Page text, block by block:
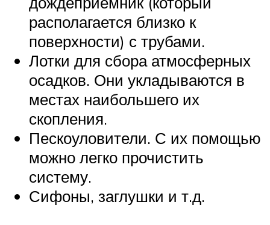
располагается близко к
поверхности) с трубами.
Лотки для сбора атмосферных
осадков. Они укладываются в
местах наибольшего их
скопления.
Пескоуловители. С их помощью
можно легко прочистить
систему.
Сифоны, заглушки и т.д.